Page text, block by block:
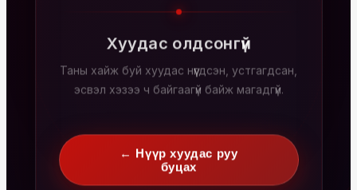
Хуудас олдсонгүй
Таны хайж буй хуудас нүүгдсэн, устгагдсан,
эсвэл хэзээ ч байгаагүй байж магадгүй.
← Нүүр хуудас руу
буцах